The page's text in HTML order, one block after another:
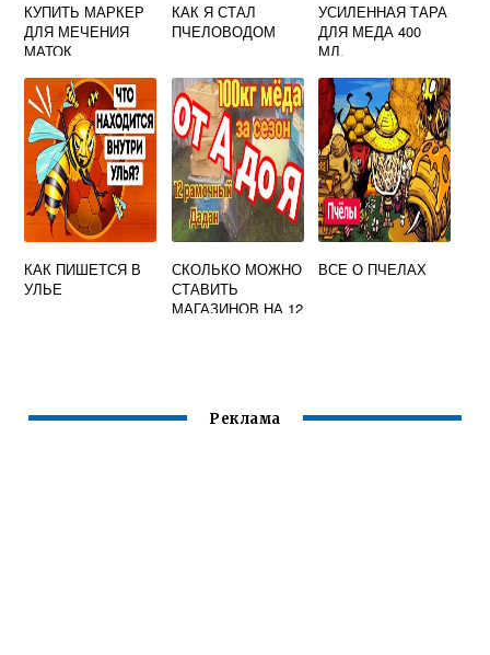
КУПИТЬ МАРКЕР
ДЛЯ МЕЧЕНИЯ
МАТОК
КАК Я СТАЛ
ПЧЕЛОВОДОМ
УСИЛЕННАЯ ТАРА
ДЛЯ МЕДА 400
МЛ.
КАК ПИШЕТСЯ В
УЛЬЕ
СКОЛЬКО МОЖНО
СТАВИТЬ
МАГАЗИНОВ НА 12
ВСЕ О ПЧЕЛАХ
Реклама